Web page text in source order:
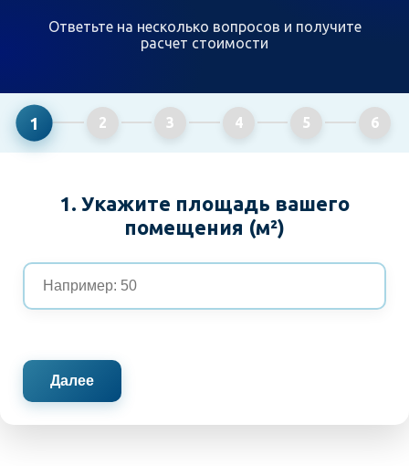
Ответьте на несколько вопросов и получите
расчет стоимости
1 2 3 4 5 6
1. Укажите площадь вашего
помещения (м²)
Далее